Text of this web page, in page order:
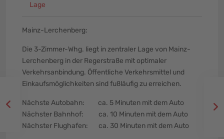
Lage
Mainz-Lerchenberg:
Die 3-Zimmer-Whg. liegt in zentraler Lage von Mainz-
Lerchenberg in der Regerstraße mit optimaler
Verkehrsanbindung. Öffentliche Verkehrsmittel und
Einkaufsmöglichkeiten sind fußläufig zu erreichen.
Nächste Autobahn: ca. 5 Minuten mit dem Auto
Nächster Bahnhof: ca. 10 Minuten mit dem Auto
Nächster Flughafen: ca. 30 Minuten mit dem Auto